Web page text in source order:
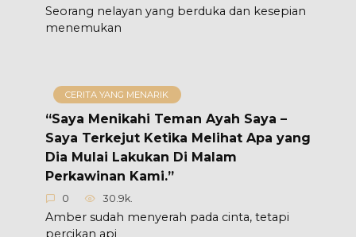
Seorang nelayan yang berduka dan kesepian
menemukan
CERITA YANG MENARIK
“Saya Menikahi Teman Ayah Saya –
Saya Terkejut Ketika Melihat Apa yang
Dia Mulai Lakukan Di Malam
Perkawinan Kami.”
0 30.9k.
Amber sudah menyerah pada cinta, tetapi
percikan api